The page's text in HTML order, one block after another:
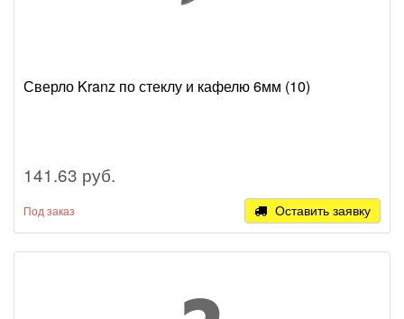
Сверло Kranz по стеклу и кафелю 6мм (10)
141.63 руб.
Под заказ Оставить заявку